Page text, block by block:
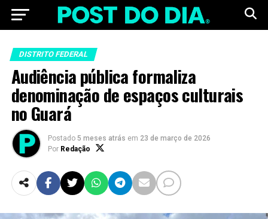
DISTRITO FEDERAL
Audiência pública formaliza
denominação de espaços culturais
no Guará
Postado 5 meses atrás em 23 de março de 2026
Por Redação